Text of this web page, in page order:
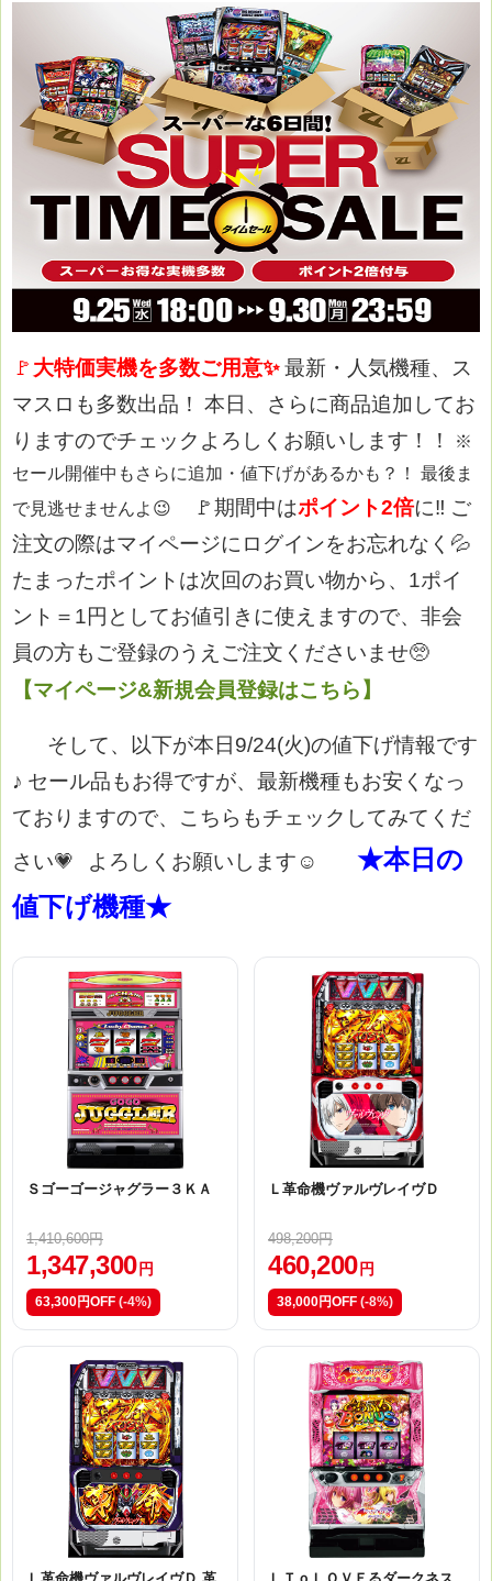
🚩大特価実機を多数ご用意✨最新・人気機種、ス
マスロも多数出品！ 本日、さらに商品追加してお
りますのでチェックよろしくお願いします！！
※
セール開催中もさらに追加・値下げがあるかも？！
最後ま
で見逃せませんよ😉
🚩期間中はポイント2倍に‼ ご
注文の際はマイページにログインをお忘れなく💦
たまったポイントは次回のお買い物から、1ポイ
ント＝1円としてお値引きに使えますので、非会
員の方もご登録のうえご注文くださいませ🥺
【マイページ&新規会員登録はこちら】
そして、以下が本日9/24(火)の値下げ情報です
♪ セール品もお得ですが、最新機種もお安くなっ
ておりますので、こちらもチェックしてみてくだ
さい💗
よろしくお願いします☺
★本日の
値下げ機種★
Ｓゴーゴージャグラー３ＫＡ
1,410,600円
1,347,300 円
63,300円OFF (-4%)
Ｌ革命機ヴァルヴレイヴＤ
498,200円
460,200 円
38,000円OFF (-8%)